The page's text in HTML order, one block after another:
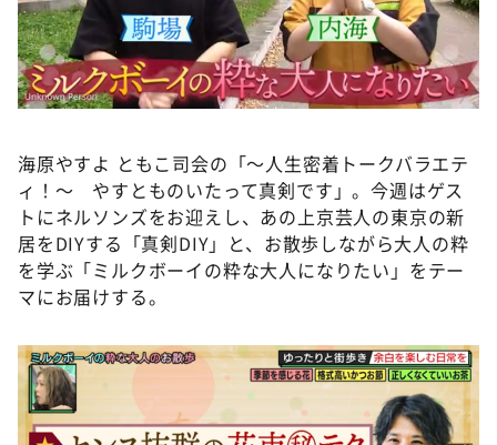
DAIGOも台所 ～きょうの献立 何にする？～
本日はダイアンなり！シーズン２
朝だ！生です旅サラダ
ＬＩＦＥ～夢のカタチ～
新婚さんいらっしゃい！
ポツンと一軒家
ザキ山小屋本館
アナ回覧板
海原やすよ ともこ司会の「～人生密着トークバラエテ
ィ！～ やすとものいたって真剣です」。今週はゲス
トにネルソンズをお迎えし、あの上京芸人の東京の新
居をDIYする「真剣DIY」と、お散歩しながら大人の粋
を学ぶ「ミルクボーイの粋な大人になりたい」をテー
マにお届けする。